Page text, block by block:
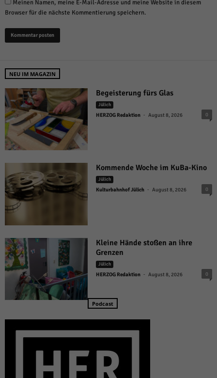
Meinen Namen, meine E-Mail-Adresse und meine Website in diesem
Browser für die nächste Kommentierung speichern.
NEU IM MAGAZIN
Begeisterung fürs Glas
Jülich
HERZOG Redaktion - August 8, 2026 0
Kommende Woche im KuBa-Kino
Jülich
Kulturbahnhof Jülich - August 8, 2026 0
Kleine Hände stoßen an ihre
Grenzen
Jülich
HERZOG Redaktion - August 8, 2026 0
Podcast